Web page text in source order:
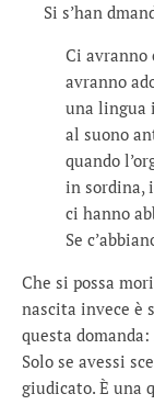
Si s’han
Ci avranno
avranno
una lingua
al suono
quando
in sordina, il
ci hanno
Se c’abbiano
Che si possa
nascita invece è
questa
Solo se avessi
giudicato. È una